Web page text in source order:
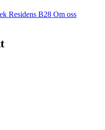
Residens B28 Om oss